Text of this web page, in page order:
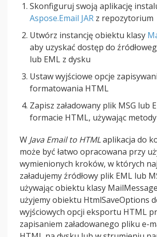
Skonfiguruj swoją aplikację
Aspose.Email JAR z repozytorium
Utwórz instancję obiektu klasy
aby uzyskać dostęp do
lub EML z dysku
Ustaw wyjściowe opcje
formatowania HTML
Zapisz załadowany plik MSG lub
formacie HTML, używając
W Java Email to HTMLaplikacja do
może być łatwo opracowana przy
wymienionych kroków, w których
załadujemy źródłowy plik EML lub
używając obiektu klasy
użyjemy obiektu HtmlSaveOptions
wyjściowych opcji eksportu HTML
zapisaniem załadowanego pliku e-